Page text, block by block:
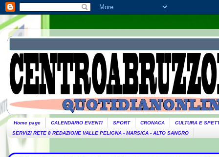
Home page CALENDARIO EVENTI SPORT CRONACA
CULTURA E
SERVIZI RETE 8 REDAZIONE VALLE PELIGNA - MARSICA - ALTO SANGRO